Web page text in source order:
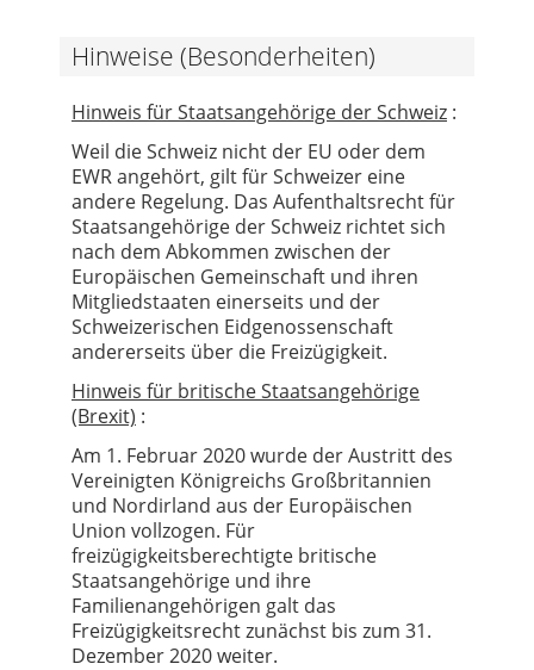
Hinweise (Besonderheiten)
Hinweis für Staatsangehörige der Schweiz :
Weil die Schweiz nicht der EU oder dem
EWR angehört, gilt für Schweizer eine
andere Regelung. Das Aufenthaltsrecht für
Staatsangehörige der Schweiz richtet sich
nach dem Abkommen zwischen der
Europäischen Gemeinschaft und ihren
Mitgliedstaaten einerseits und der
Schweizerischen Eidgenossenschaft
andererseits über die Freizügigkeit.
Hinweis für britische Staatsangehörige
(Brexit) :
Am 1. Februar 2020 wurde der Austritt des
Vereinigten Königreichs Großbritannien
und Nordirland aus der Europäischen
Union vollzogen. Für
freizügigkeitsberechtigte britische
Staatsangehörige und ihre
Familienangehörigen galt das
Freizügigkeitsrecht zunächst bis zum 31.
Dezember 2020 weiter.